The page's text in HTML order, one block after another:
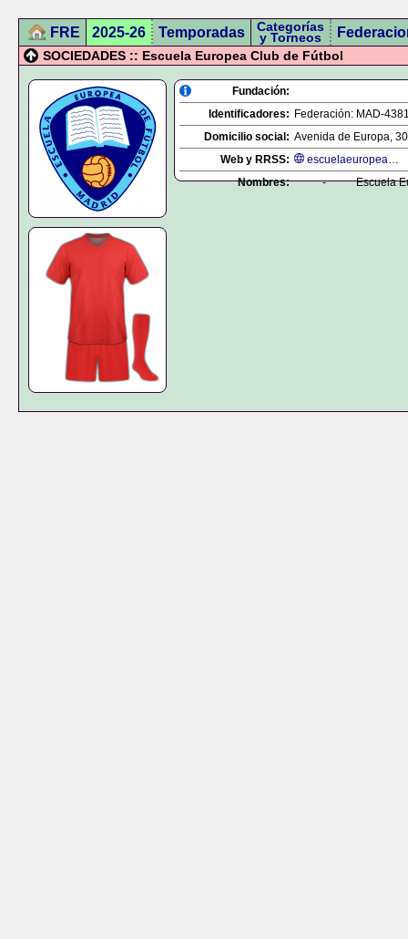
FRE 2025-26 Temporadas Categorías
y Torneos
SOCIEDADES :: Escuela Europea Club de Fútbol
Fundación:
Identificadores: Federación: MAD-
Domicilio social: Avenida de Europa,
Web y RRSS:
escuelaeuropeadefutbol.es
Nombres:
- Escuela